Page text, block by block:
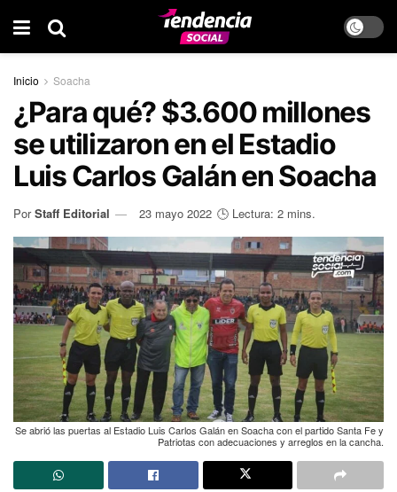
Inicio Soacha
¿Para qué? $3.600 millones
se utilizaron en el Estadio
Luis Carlos Galán en Soacha
Por Staff Editorial 23 mayo 2022 🕒 Lectura: 2 mins.
Se abrió las puertas al Estadio Luis Carlos Galán en Soacha con el partido Santa Fe y
Patriotas con adecuaciones y arreglos en la cancha.